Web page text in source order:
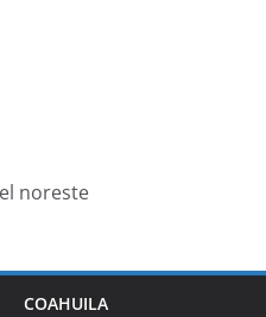
noreste
COAHUILA